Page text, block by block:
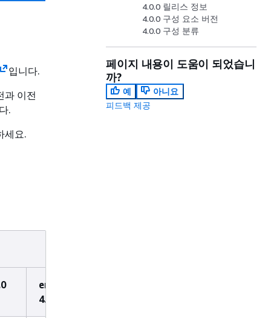
입니다.
과 이전
.
세요.
emr-
4.0.0
4.0.0 릴리스 정보
4.0.0 구성 요소 버전
4.0.0 구성 분류
페이지 내용이 도움이 되었습니
까?
예
아니요
피드백 제공